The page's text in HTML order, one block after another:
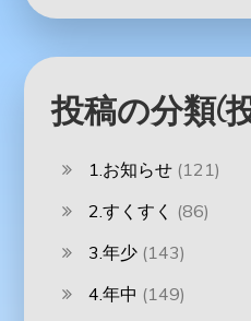
投稿の分類(
1.お知らせ (121)
2.すくすく (86)
3.年少 (143)
4.年中 (149)